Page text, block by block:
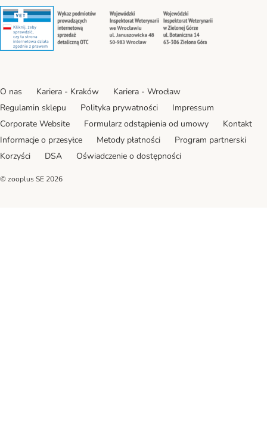
Security Security Security
O nas Kariera - Kraków
Kariera - Wrocław
Regulamin sklepu
Polityka prywatności
Impressum
Corporate Website
Formularz odstąpienia od umowy
Kontakt
Informacje o przesyłce
Metody płatności
Program partnerski
Korzyści
DSA Oświadczenie o dostępności
© zooplus SE 2026